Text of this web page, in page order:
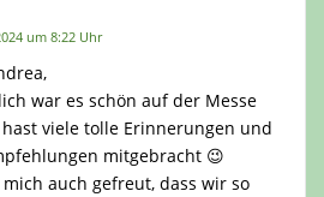
um 8:22 Uhr
war es schön auf der Messe
viele tolle Erinnerungen und
mitgebracht 😉
auch gefreut, dass wir so